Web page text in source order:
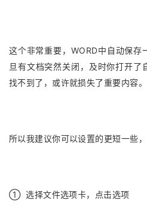
这个非常重要，WORD中自动保
旦有文档突然关闭，及时你打开
找不到了，或许就损失了重要内容。
所以我建议你可以设置的更短一些
① 选择文件选项卡，点击选项